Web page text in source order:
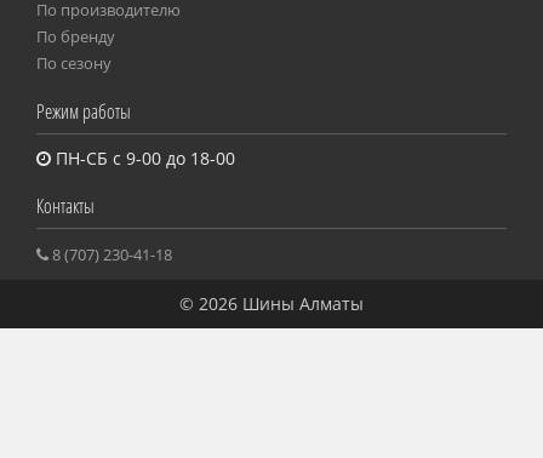
По производителю
По бренду
По сезону
Режим работы
ПН-СБ с 9-00 до 18-00
Контакты
8 (707) 230-41-18
© 2026 Шины Алматы